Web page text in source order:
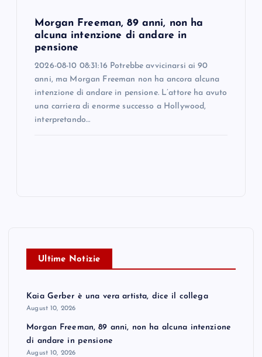
Morgan Freeman, 89 anni, non ha
alcuna intenzione di andare in
pensione
2026-08-10 08:31:16 Potrebbe avvicinarsi ai 90
anni, ma Morgan Freeman non ha ancora alcuna
intenzione di andare in pensione. L’attore ha avuto
una carriera di enorme successo a Hollywood,
interpretando…
Ultime Notizie
Kaia Gerber è una vera artista, dice il collega
August 10, 2026
Morgan Freeman, 89 anni, non ha alcuna intenzione
di andare in pensione
August 10, 2026